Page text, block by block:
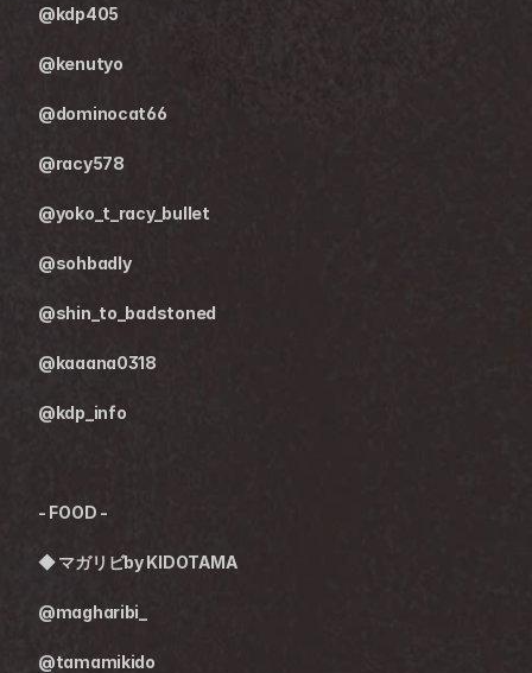
@kdp405
@kenutyo
@dominocat66
@racy578
@yoko_t_racy_bullet
@sohbadly
@shin_to_badstoned
@kaaana0318
@kdp_info
- FOOD -
◆ マガリビby KIDOTAMA
@magharibi_
@tamamikido